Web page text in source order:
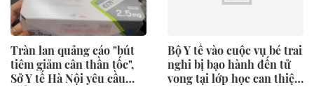
Tràn lan quảng cáo "bút
tiêm giảm cân thần tốc",
Sở Y tế Hà Nội yêu cầu
Bộ Y tế vào cuộc vụ bé trai
nghi bị bạo hành đến tử
vong tại lớp học can thiệp